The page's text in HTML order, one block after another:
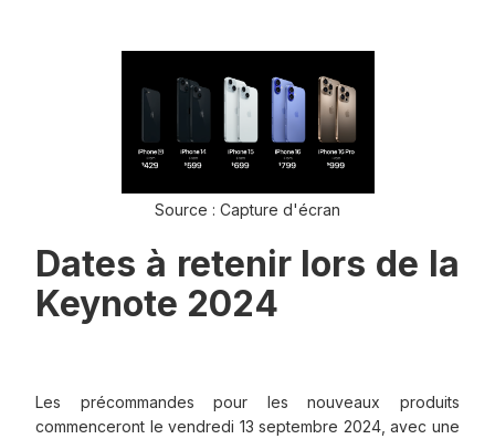
Source : Capture d'écran
Dates à retenir lors de la
Keynote 2024
Les précommandes pour les nouveaux produits
commenceront le vendredi 13 septembre 2024, avec une